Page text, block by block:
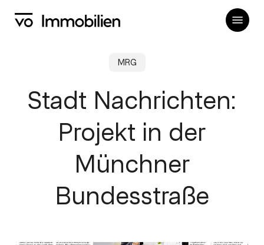
Menu
MRG
Stadt Nachrichten:
Projekt in der
Münchner
Bundesstraße